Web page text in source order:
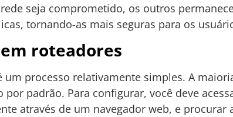
seja comprometido, os outros
tornando-as mais seguras para os
roteadores
um processo relativamente simples. A
por padrão. Para configurar, você deve
através de um navegador web, e procurar